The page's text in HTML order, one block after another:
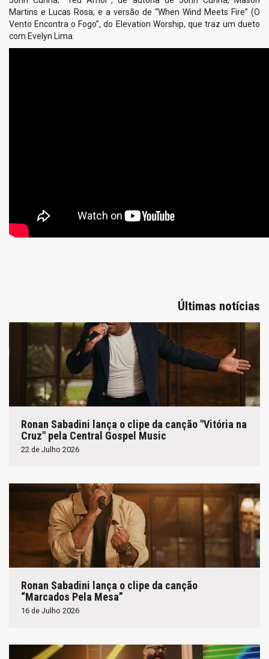
Martins e Lucas Rosa; e a versão de “When Wind Meets Fire” (O
Vento Encontra o Fogo”, do Elevation Worship, que traz um dueto
com Evelyn Lima.
Últimas notícias
Ronan Sabadini lança o clipe da canção "Vitória na
Cruz" pela Central Gospel Music
22 de Julho 2026
Ronan Sabadini lança o clipe da canção
“Marcados Pela Mesa”
16 de Julho 2026